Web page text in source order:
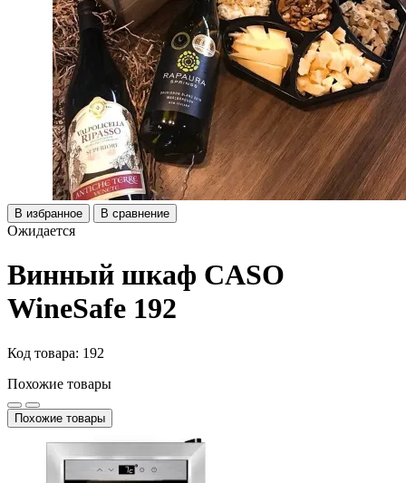
В избранное В сравнение
Ожидается
Винный шкаф CASO
WineSafe 192
Код товара: 192
Похожие товары
Похожие товары